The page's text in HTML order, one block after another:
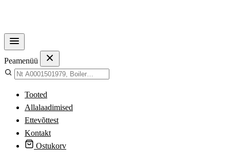
Peamenüü
Tooted
Allalaadimised
Ettevõttest
Kontakt
Ostukorv